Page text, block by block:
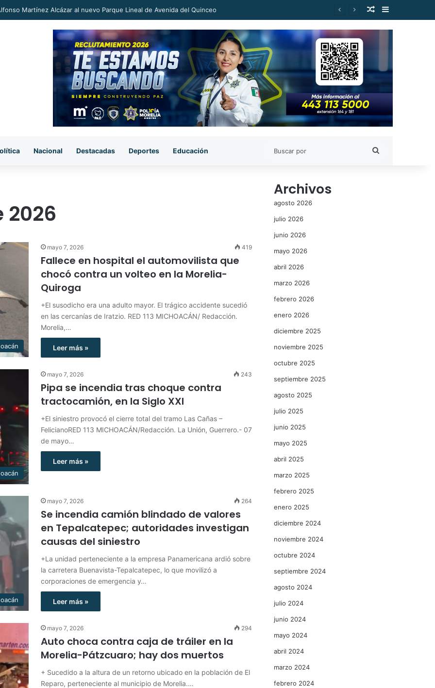
a proceso al «R1» por homicidio del ex alcalde Carlos Manzo Publicación al
Barra lateral
Nacional Destacadas Deportes Educación
2026
mayo 7, 2026 419
Fallece en hospital el automovilista que
chocó contra un volteo en la Morelia-
Quiroga
+El susodicho era una adulto mayor. El trágico accidente sucedió
en las cercanías de Iratzio. RED 113 MICHOACÁN/ Redacción.
Morelia,…
Leer más »
mayo 7, 2026 243
Pipa se incendia tras choque contra
tractocamión, en la Siglo XXI
+El siniestro provocó el cierre total del tramo Las Cañas –
FelicianoRED 113 MICHOACÁN/Redacción. La Unión, Guerrero.- 07
de mayo…
Leer más »
mayo 7, 2026 264
Se incendia camión blindado de valores
en Tepalcatepec; autoridades investigan
causas del siniestro
+La unidad perteneciente a la empresa Panamericana ardió sobre
la carretera Buenavista-Tepalcatepec, lo que movilizó a
corporaciones de emergencia y…
Leer más »
mayo 7, 2026 294
Auto choca contra caja de tráiler en la
Morelia-Pátzcuaro; hay dos muertos
+ Sucedido a la altura de un retorno ubicado en la población de El
Reparo, perteneciente al municipio de Morelia.…
Archivos
agosto 2026
julio 2026
junio 2026
mayo 2026
abril 2026
marzo 2026
febrero 2026
enero 2026
diciembre 2025
noviembre 2025
octubre 2025
septiembre 2025
agosto 2025
julio 2025
junio 2025
mayo 2025
abril 2025
marzo 2025
febrero 2025
enero 2025
diciembre 2024
noviembre 2024
octubre 2024
septiembre 2024
agosto 2024
julio 2024
junio 2024
mayo 2024
abril 2024
marzo 2024
febrero 2024